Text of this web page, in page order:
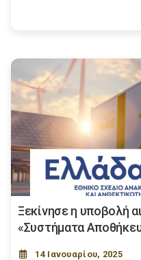
Ξεκίνησε η υποβολή
«Συστήματα
14 Ιανουαρίου, 2025